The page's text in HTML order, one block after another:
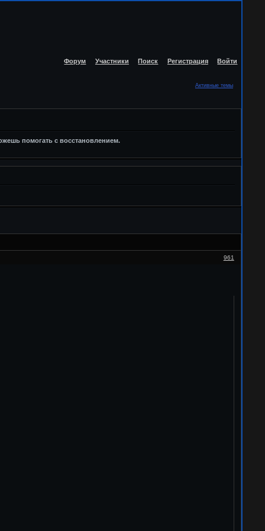
Форум Участники Поиск Регистрация Войти
Активные темы
помогать с восстановлением.
961